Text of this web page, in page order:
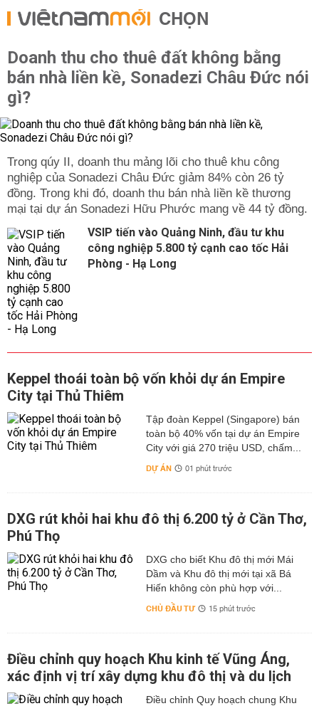
CHỌN
Doanh thu cho thuê đất không bằng
bán nhà liền kề, Sonadezi Châu Đức nói
gì?
Trong qúy II, doanh thu mảng lõi cho thuê khu công
nghiệp của Sonadezi Châu Đức giảm 84% còn 26 tỷ
đồng. Trong khi đó, doanh thu bán nhà liền kề thương
mại tại dự án Sonadezi Hữu Phước mang về 44 tỷ đồng.
VSIP tiến vào Quảng Ninh, đầu tư khu
công nghiệp 5.800 tỷ cạnh cao tốc Hải
Phòng - Hạ Long
Keppel thoái toàn bộ vốn khỏi dự án Empire
City tại Thủ Thiêm
Tập đoàn Keppel (Singapore) bán
toàn bộ 40% vốn tại dự án Empire
City với giá 270 triệu USD, chấm...
DỰ ÁN 01 phút trước
DXG rút khỏi hai khu đô thị 6.200 tỷ ở Cần Thơ,
Phú Thọ
DXG cho biết Khu đô thị mới Mái
Dầm và Khu đô thị mới tại xã Bá
Hiến không còn phù hợp với...
CHỦ ĐẦU TƯ 15 phút trước
Điều chỉnh quy hoạch Khu kinh tế Vũng Áng,
xác định vị trí xây dựng khu đô thị và du lịch
Điều chỉnh Quy hoạch chung Khu